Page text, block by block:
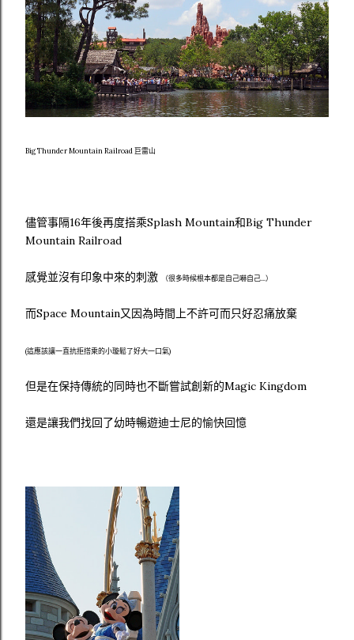
Big Thunder Mountain Railroad 巨雷山
儘管事隔16年後再度搭乘Splash Mountain和Big Thunder
Mountain Railroad
感覺並沒有印象中來的刺激 （很多時候根本都是自己嚇自己...）
而Space Mountain又因為時間上不許可而只好忍痛放棄
(這應該讓一直抗拒搭乘的小璇鬆了好大一口氣)
但是在保持傳統的同時也不斷嘗試創新的Magic Kingdom
還是讓我們找回了幼時暢遊迪士尼的愉快回憶